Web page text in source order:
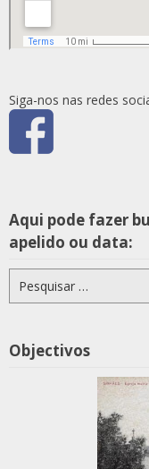
Siga-nos nas redes
Aqui pode fazer
apelido ou data:
por:
Objectivos